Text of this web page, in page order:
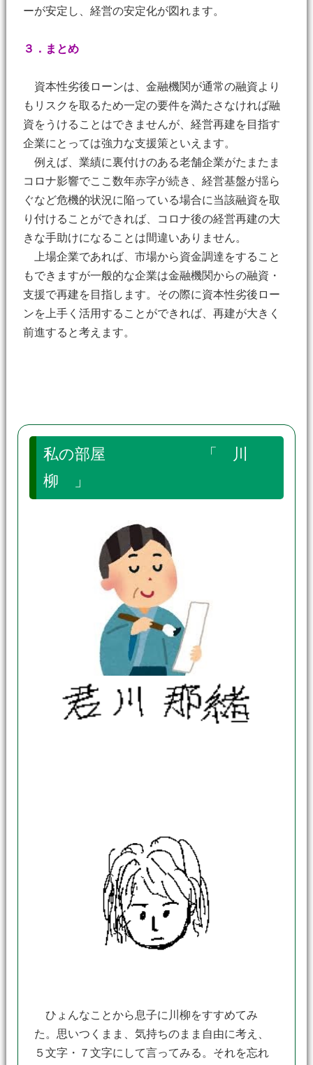
ーが安定し、経営の安定化が図れます。
３．まとめ
資本性劣後ローンは、金融機関が通常の融資より
もリスクを取るため一定の要件を満たさなければ融
資をうけることはできませんが、経営再建を目指す
企業にとっては強力な支援策といえます。
例えば、業績に裏付けのある老舗企業がたまたま
コロナ影響でここ数年赤字が続き、経営基盤が揺ら
ぐなど危機的状況に陥っている場合に当該融資を取
り付けることができれば、コロナ後の経営再建の大
きな手助けになることは間違いありません。
上場企業であれば、市場から資金調達をすること
もできますが一般的な企業は金融機関からの融資・
支援で再建を目指します。その際に資本性劣後ロー
ンを上手く活用することができれば、再建が大きく
前進すると考えます。
私の部屋 「 川
柳 」
ひょんなことから息子に川柳をすすめてみ
た。思いつくまま、気持ちのまま自由に考え、
５文字・７文字にして言ってみる。それを忘れ